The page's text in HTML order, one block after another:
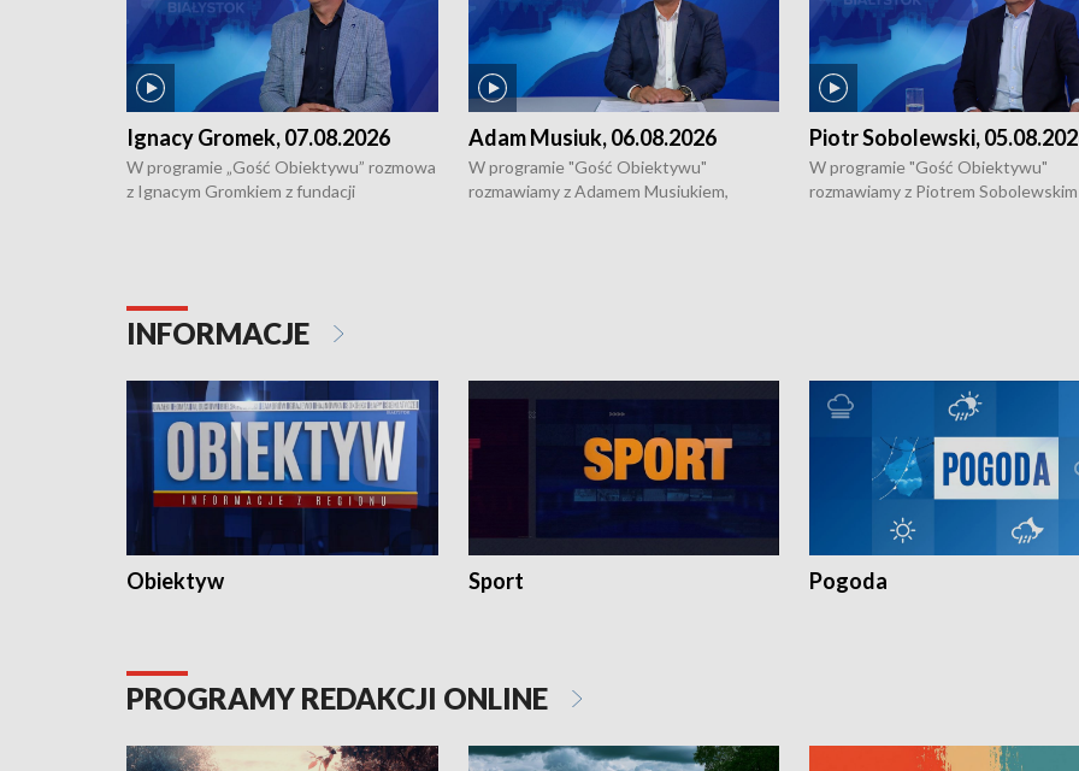
Ignacy Gromek, 07.08.2026
W programie „Gość Obiektywu” rozmowa
z Ignacym Gromkiem z fundacji
Adam Musiuk, 06.08.2026
W programie "Gość Obiektywu"
rozmawiamy z Adamem Musiukiem,
Piotr Sobolewski,
W programie "Gość Obiektywu"
rozmawiamy z Piotrem
INFORMACJE
Obiektyw Sport Pogoda
PROGRAMY REDAKCJI ONLINE